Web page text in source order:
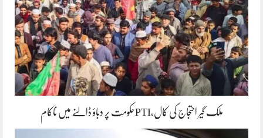
ملک گیر احتجاج کی کال،PTIحکومت پر دباؤ ڈالنے میں ناکام